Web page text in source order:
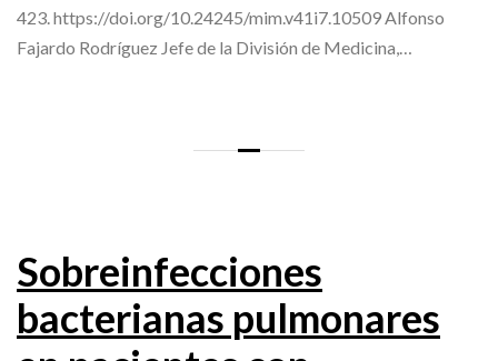
423. https://doi.org/10.24245/mim.v41i7.10509 Alfonso
Fajardo Rodríguez Jefe de la División de Medicina,…
Sobreinfecciones
bacterianas pulmonares